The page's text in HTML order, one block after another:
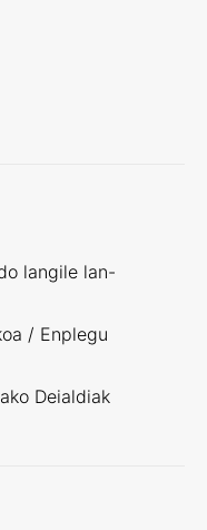
langile lan-
/ Enplegu
Deialdiak